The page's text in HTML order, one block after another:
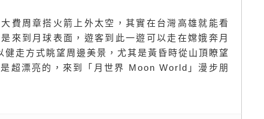
費周章搭火箭上外太空，其實在台灣高雄就能看
來到月球表面，遊客到此一遊可以走在嫦娥奔月
走方式眺望周邊美景，尤其是黃昏時從山頂瞭望
超漂亮的，來到「月世界 Moon World」漫步朋